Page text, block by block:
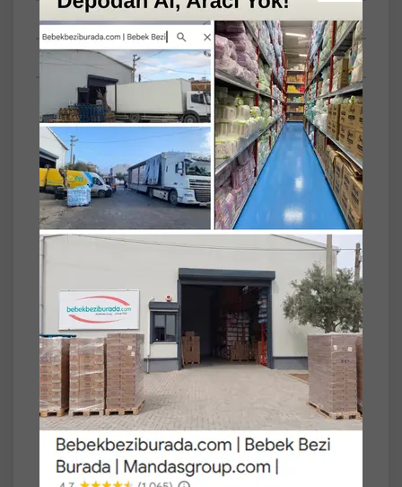
Tüm Yorumlar
Tüm Sorular
SET 2'li
Dalin Bebek Kolonyası 150ML Orman Esintisi
(Turunçgiller-Yasemin-Misk Kokulu) (2 Li Set)
Dalin Bebek Kolonyası 150 ml Orman Esintisi
(Turunçgiller - Yasemin - Misk Kokulu) – Ferah
Dalin Bebek Kolonyası Orman Esintisi,
turunçgiller, yasemin ve misk notalarının
uyumuyla bebeğinizin cildinde ferah ve doğal
bir koku bırakır. Hassas ciltler için geliştirilmiş
özel formülü sayesinde günlük kullanıma
uygundur ve gün boyu tazelik hissi sağlar.
Ürün Bilgisi:
• Hacim: 150 ml
• Koku: Turunçgiller - Yasemin - Misk
• Seri: Orman Esintisi